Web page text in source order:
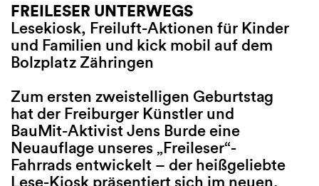
FREILESER UNTERWEGS
Lesekiosk, Freiluft-Aktionen für Kinder
und Familien und kick mobil auf dem
Bolzplatz Zähringen
Zum ersten zweistelligen Geburtstag
hat der Freiburger Künstler und
BauMit-Aktivist Jens Burde eine
Neuauflage unseres „Freileser“-
Fahrrads entwickelt – der heißgeliebte
Lese-Kiosk präsentiert sich im neuen,
GASTVERANSTALTUNG:
FASZINATION NEW ADULT
Bestseller-Autorin Sarah
Gespräch mit Julia Kniep,
Sarah Sprinz kommt nach
Erfolgsautorin zählt zu den
bekanntesten Stimmen der
deutschsprachigen New-
Literatur und begeistert mit
Wilder
5 Jahre)
Wie bitte?
Herr im
gebrüllt hat.
einen
Friseurin
durchfegen.